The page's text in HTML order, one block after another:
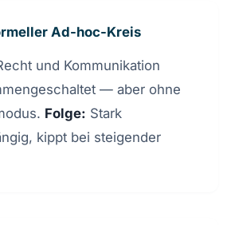
Ad-hoc-Kreis
und Kommunikation
— aber ohne
Folge: Stark
kippt bei steigender